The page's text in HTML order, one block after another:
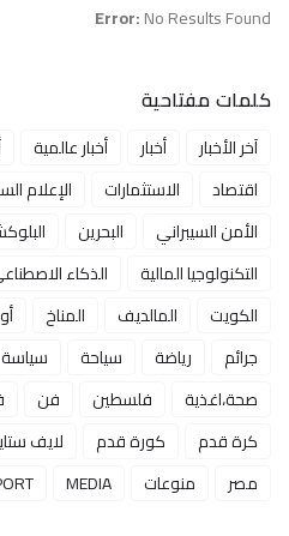
Error:No Results Found
كلمات مفتاحية
آخر الأخبار أخبار أخبار عالمية
اقتصاد
الاستثمارات الإعلام
الأمن السيبراني
البحرين
التكنولوجيا المالية
الذكاء
الكويت
المالديف المناخ
جرائم
رياضة سياحة سياسة
صحة،اغذية
فلسطين فن
كرة قدم
كورة قدم لايف
مصر
منوعات MEDIA